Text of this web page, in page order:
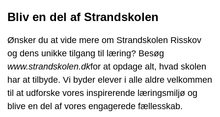
Bliv en del af Strandskolen
Ønsker du at vide mere om Strandskolen Risskov
og dens unikke tilgang til læring? Besøg
www.strandskolen.dkfor at opdage alt, hvad skolen
har at tilbyde. Vi byder elever i alle aldre velkommen
til at udforske vores inspirerende læringsmiljø og
blive en del af vores engagerede fællesskab.